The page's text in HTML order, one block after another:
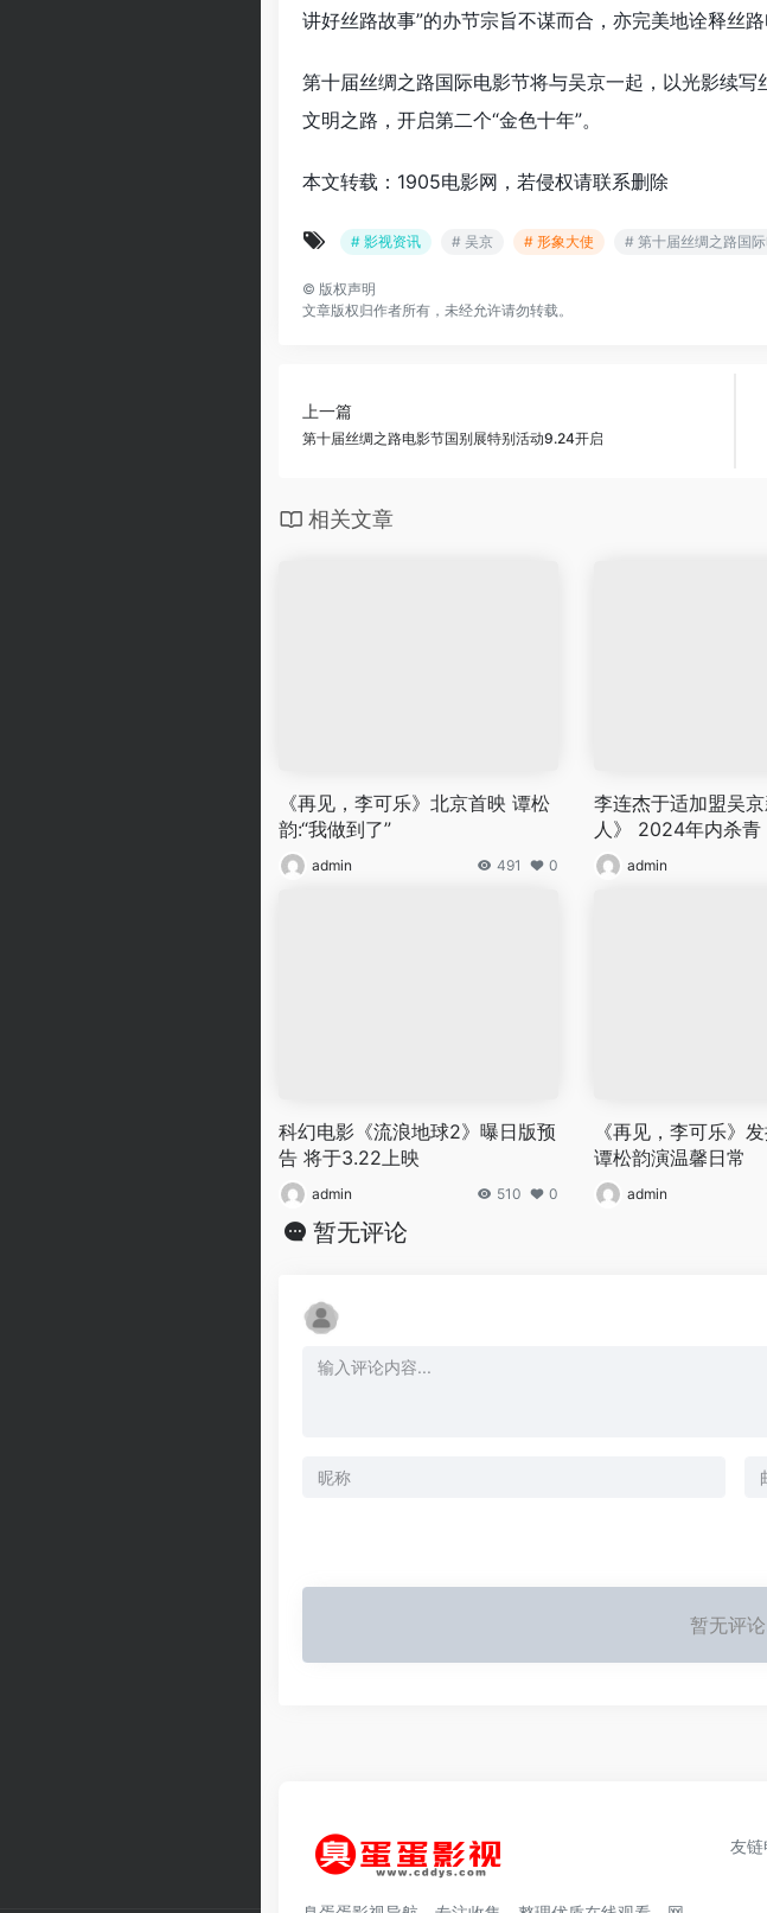
讲好丝路故事”的办节宗旨不谋而合，亦完美地诠释丝
第十届丝绸之路国际电影节将与吴京一起，以光影续
文明之路，开启第二个“金色十年”。
本文转载：1905电影网，若侵权请联系删除
# 影视资讯 # 吴京 # 形象大使 # 第十届丝绸之路国
© 版权声明
文章版权归作者所有，未经允许请勿转载。
上一篇
第十届丝绸之路电影节国别展特别活动9.24开启
相关文章
《再见，李可乐》北京首映 谭松
韵:“我做到了”
admin 491 0
李连杰于适加盟吴
人》 2024年内杀青
admin
科幻电影《流浪地球2》曝日版预
告 将于3.22上映
admin 510 0
《再见，李可乐》
谭松韵演温馨日常
admin
暂无评论
暂无评
友